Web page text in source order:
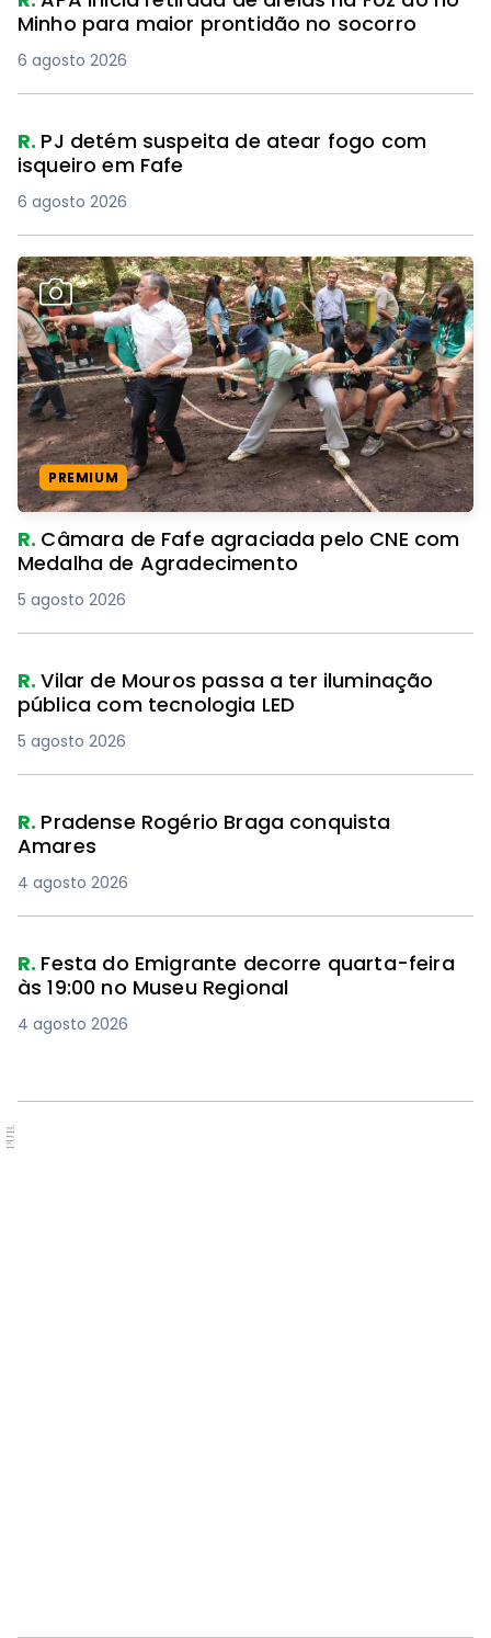
Minho para maior prontidão no socorro
6 agosto 2026
R. PJ detém suspeita de atear fogo com
isqueiro em Fafe
6 agosto 2026
PREMIUM
R. Câmara de Fafe agraciada pelo CNE com
Medalha de Agradecimento
5 agosto 2026
R.Vilar de Mouros passa a ter iluminação
pública com tecnologia LED
5 agosto 2026
R. Pradense Rogério Braga conquista
Amares
4 agosto 2026
R. Festa do Emigrante decorre quarta-feira
às 19:00 no Museu Regional
4 agosto 2026
PUB.